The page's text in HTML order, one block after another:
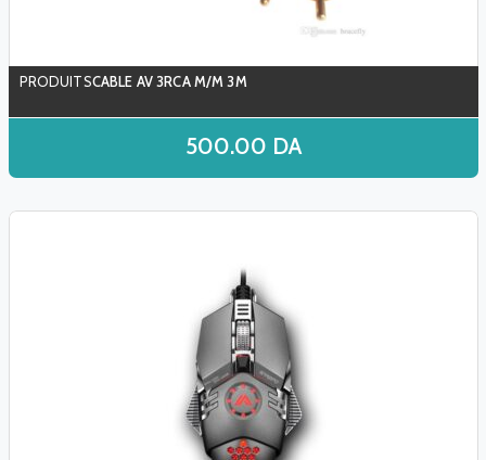
CABLE AV 3RCA M/M 3M
500.00 DA